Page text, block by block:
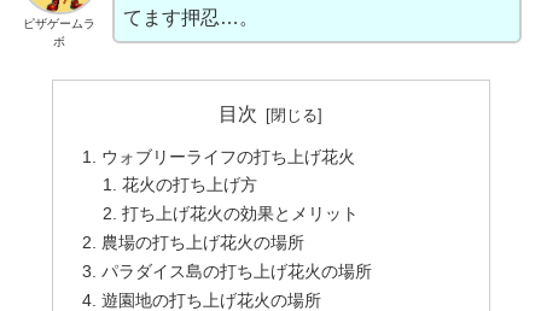
ピザゲームラ
ボ
てます押忍…。
目次
ウォブリーライフの打ち上げ花火
花火の打ち上げ方
打ち上げ花火の効果とメリット
農場の打ち上げ花火の場所
パラダイス島の打ち上げ花火の場所
遊園地の打ち上げ花火の場所